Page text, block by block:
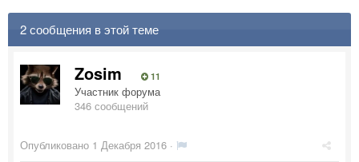
2 сообщения в этой теме
Zosim 11
Участник форума
346 сообщений
Опубликовано 1 Декабря 2016 ·